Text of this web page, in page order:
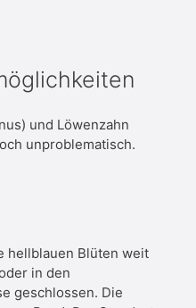
und Löwenzahn
unproblematisch.
hellblauen Blüten weit
in den
geschlossen. Die